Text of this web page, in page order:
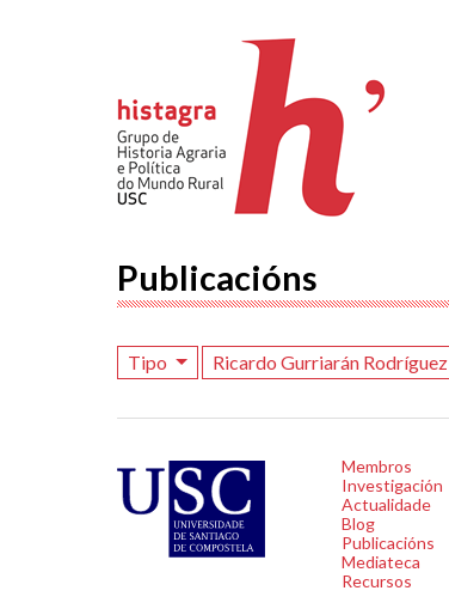
Publicacións
Tipo Ricardo Gurriarán Rodríguez
Membros
Investigación
Actualidade
Blog
Publicacións
Mediateca
Recursos